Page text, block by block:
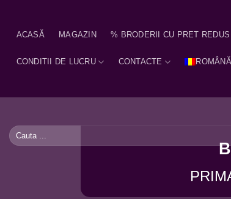
contentACASĂ MAGAZIN % BRODERII CU PRET REDUS
CONDITII DE LUCRU CONTACTE ROMÂNĂ
Caută
după: